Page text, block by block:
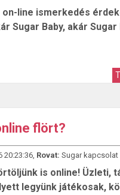
on-line ismerkedés
Sugar Baby, akár
flört?
20:23:36, Rovat: Sugar kapcsolat
is online! Üzleti,
legyünk játékosak,